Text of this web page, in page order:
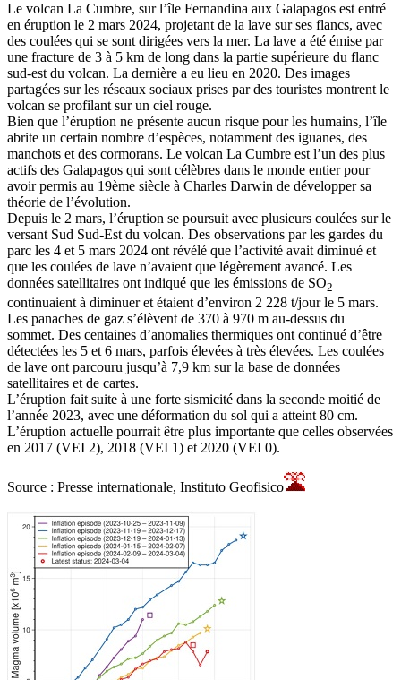
Le volcan La Cumbre, sur l’île Fernandina aux Galapagos est entré
en éruption le 2 mars 2024, projetant de la lave sur ses flancs, avec
des coulées qui se sont dirigées vers la mer. La lave a été émise par
une fracture de 3 à 5 km de long dans la partie supérieure du flanc
sud-est du volcan. La dernière a eu lieu en 2020. Des images
partagées sur les réseaux sociaux prises par des touristes montrent le
volcan se profilant sur un ciel rouge.
Bien que l’éruption ne présente aucun risque pour les humains, l’île
abrite un certain nombre d’espèces, notamment des iguanes, des
manchots et des cormorans. Le volcan La Cumbre est l’un des plus
actifs des Galapagos qui sont célèbres dans le monde entier pour
avoir permis au 19ème siècle à Charles Darwin de développer sa
théorie de l’évolution.
Depuis le 2 mars, l’éruption se poursuit avec plusieurs coulées sur le
versant Sud Sud-Est du volcan. Des observations par les gardes du
parc les 4 et 5 mars 2024 ont révélé que l’activité avait diminué et
que les coulées de lave n’avaient que légèrement avancé. Les
données satellitaires ont indiqué que les émissions de SO2
continuaient à diminuer et étaient d’environ 2 228 t/jour le 5 mars.
Les panaches de gaz s’élèvent de 370 à 970 m au-dessus du
sommet. Des centaines d’anomalies thermiques ont continué d’être
détectées les 5 et 6 mars, parfois élevées à très élevées. Les coulées
de lave ont parcouru jusqu’à 7,9 km sur la base de données
satellitaires et de cartes.
L’éruption fait suite à une forte sismicité dans la seconde moitié de
l’année 2023, avec une déformation du sol qui a atteint 80 cm.
L’éruption actuelle pourrait être plus importante que celles observées
en 2017 (VEI 2), 2018 (VEI 1) et 2020 (VEI 0).
Source : Presse internationale, Instituto Geofisico